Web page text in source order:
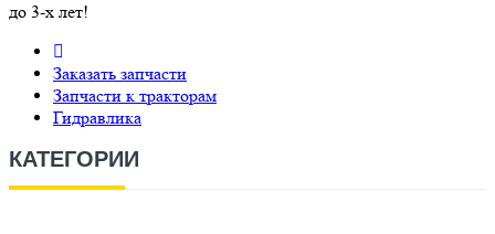
до 3-х лет!
Заказать запчасти
Запчасти к тракторам
Гидравлика
КАТЕГОРИИ